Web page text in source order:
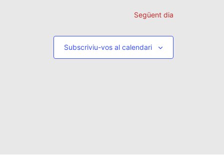
d
e
Següent dia
Subscriviu-vos al calendari